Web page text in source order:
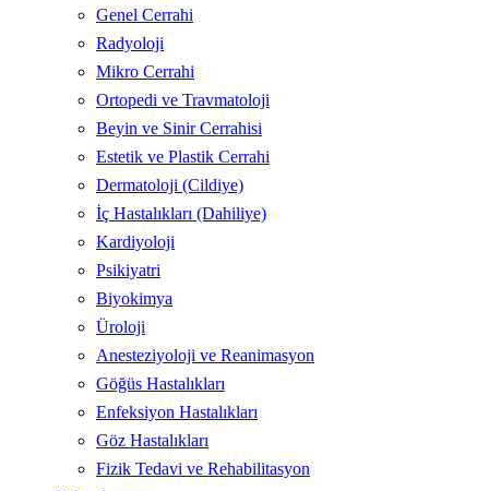
Genel Cerrahi
Radyoloji
Mikro Cerrahi
Ortopedi ve Travmatoloji
Beyin ve Sinir Cerrahisi
Estetik ve Plastik Cerrahi
Dermatoloji (Cildiye)
İç Hastalıkları (Dahiliye)
Kardiyoloji
Psikiyatri
Biyokimya
Üroloji
Anesteziyoloji ve Reanimasyon
Göğüs Hastalıkları
Enfeksiyon Hastalıkları
Göz Hastalıkları
Fizik Tedavi ve Rehabilitasyon